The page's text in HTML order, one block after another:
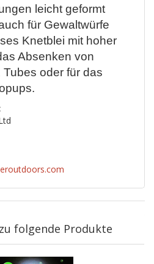
leicht geformt
für Gewaltwürfe
Knetblei mit hoher
Absenken von
oder für das
folgende Produkte